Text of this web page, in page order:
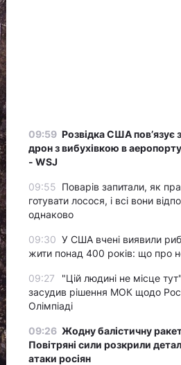
09:59 Розвідка США пов’язує
дрон з вибухівкою в
- WSJ
09:55 Поварів запитали, як
готувати лосося, і всі вони
однаково
09:30 У США вчені виявили
жити понад 400 років: що про
09:27
"Цій людині не місце
засудив рішення МОК щодо
Олімпіаді
09:26 Жодну балістичну
Повітряні сили розкрили
атаки росіян